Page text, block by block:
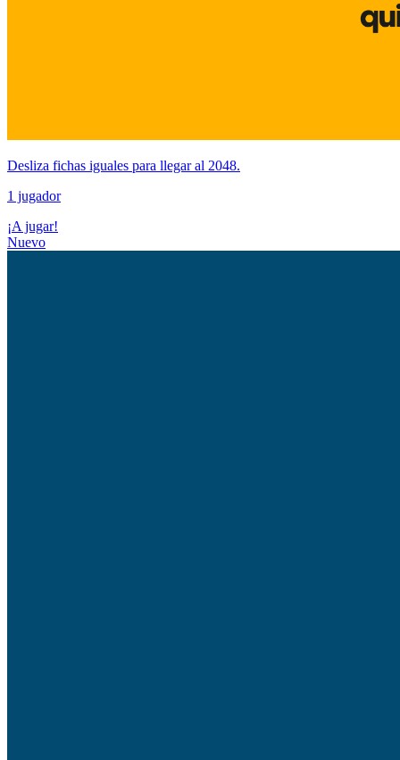
Desliza fichas iguales para llegar al 2048.
1 jugador
¡A jugar!
Nuevo